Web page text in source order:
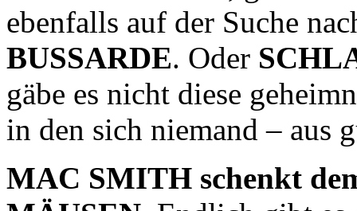
ebenfalls auf der Suche
BUSSARDE. Oder
gäbe es nicht diese
in den sich niemand – aus
MAC SMITH schenkt